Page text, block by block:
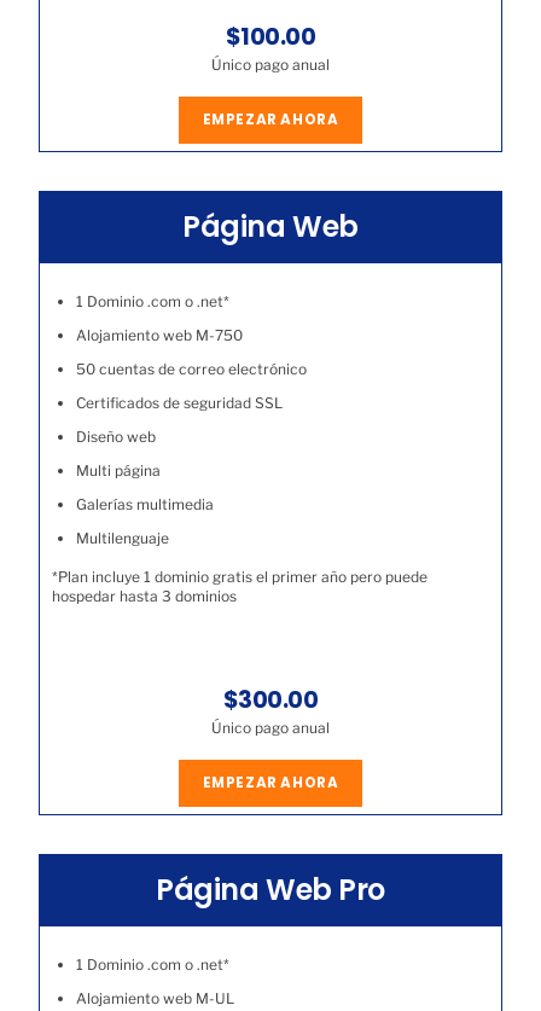
$100.00
Único pago anual
EMPEZAR AHORA
Página Web
1 Dominio .com o .net*
Alojamiento web M-750
50 cuentas de correo electrónico
Certificados de seguridad SSL
Diseño web
Multi página
Galerías multimedia
Multilenguaje
*Plan incluye 1 dominio gratis el primer año pero puede
hospedar hasta 3 dominios
$300.00
Único pago anual
EMPEZAR AHORA
Página Web Pro
1 Dominio .com o .net*
Alojamiento web M-UL